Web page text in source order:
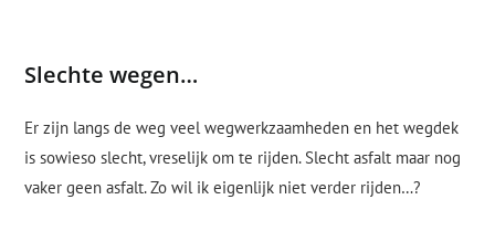
Slechte wegen…
Er zijn langs de weg veel wegwerkzaamheden en het wegdek
is sowieso slecht, vreselijk om te rijden. Slecht asfalt maar nog
vaker geen asfalt. Zo wil ik eigenlijk niet verder rijden…?